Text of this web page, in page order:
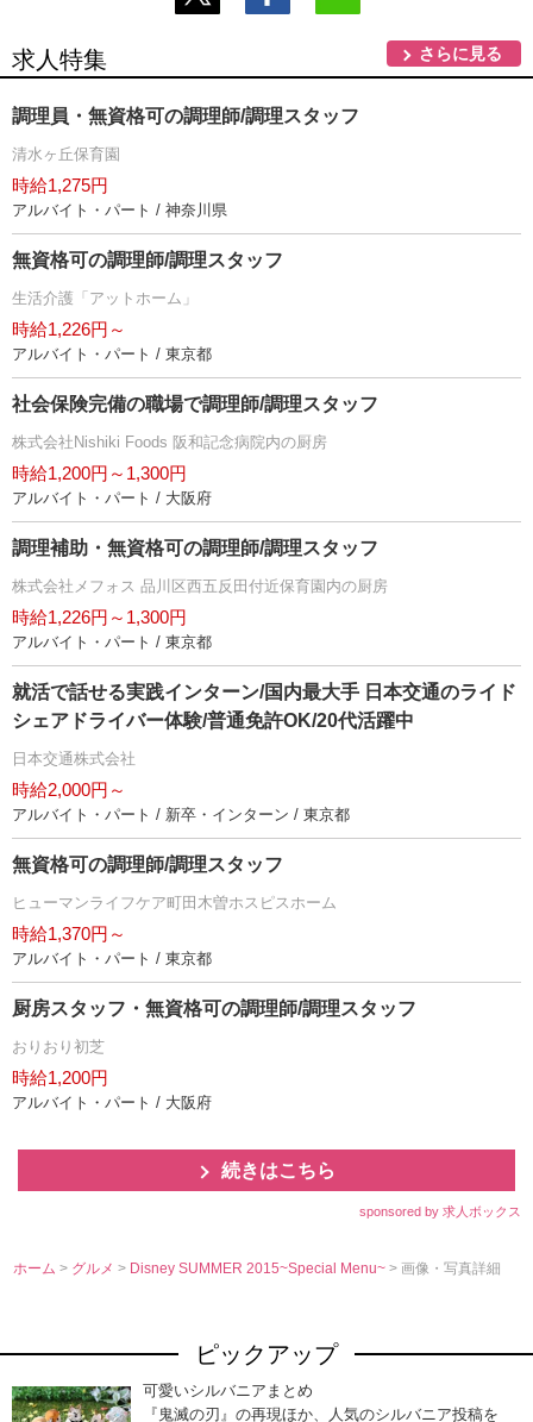
求人特集 さらに見る
調理員・無資格可の調理師/調理スタッフ
清水ヶ丘保育園
時給1,275円
アルバイト・パート / 神奈川県
無資格可の調理師/調理スタッフ
生活介護「アットホーム」
時給1,226円～
アルバイト・パート / 東京都
社会保険完備の職場で調理師/調理スタッフ
株式会社Nishiki Foods 阪和記念病院内の厨房
時給1,200円～1,300円
アルバイト・パート / 大阪府
調理補助・無資格可の調理師/調理スタッフ
株式会社メフォス 品川区西五反田付近保育園内の厨房
時給1,226円～1,300円
アルバイト・パート / 東京都
就活で話せる実践インターン/国内最大手 日本交通のライド
シェアドライバー体験/普通免許OK/20代活躍中
日本交通株式会社
時給2,000円～
アルバイト・パート / 新卒・インターン / 東京都
無資格可の調理師/調理スタッフ
ヒューマンライフケア町田木曽ホスピスホーム
時給1,370円～
アルバイト・パート / 東京都
厨房スタッフ・無資格可の調理師/調理スタッフ
おりおり初芝
時給1,200円
アルバイト・パート / 大阪府
続きはこちら
sponsored by 求人ボックス
ホーム > グルメ> Disney SUMMER 2015~Special Menu~> 画像・写真詳細
ピックアップ
可愛いシルバニアまとめ
『鬼滅の刃』の再現ほか、人気のシルバニア投稿を